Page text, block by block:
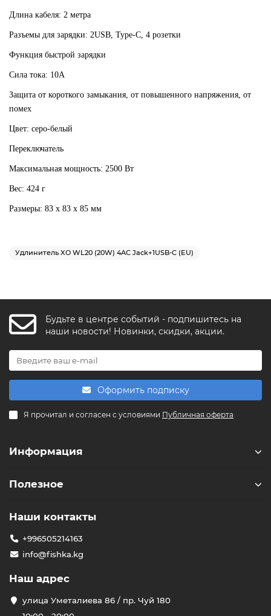
Длина кабеля: 2 метра
Разъемы для зарядки: 2USB, Type-C, 4 розетки
Функция быстрой зарядки
Сила тока: 10A
Защита от короткого замыкания, от повышенного напряжения, от
помех
Цвет: серо-белый
Переключатель
Максимальная мощность: 2500 Вт
Вес: 424 г
Размеры: 83 x 83 x 85 мм
Удлинитель XO WL20 (20W) 4AC Jack+1USB-C (EU)
Будьте в центре событий - подпишитесь на
наши новости! Новинки, скидки, акции.
Оформить подписку
Я прочитал и согласен с условиями Публичная оферта
Информация
Полезное
Наши контакты
+996505214163
info@fishka.kg
Наш адрес
улица Уметалиева 86 / пр. Чуй 180
F FishkaAI
Обычно отвечаем за минуту
Чем можем помочь?